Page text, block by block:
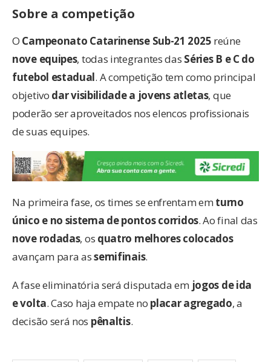
Sobre a competição
O Campeonato Catarinense Sub-21 2025 reúne
nove equipes, todas integrantes das Séries B e C do
futebol estadual. A competição tem como principal
objetivo dar visibilidade a jovens atletas, que
poderão ser aproveitados nos elencos profissionais
de suas equipes.
Na primeira fase, os times se enfrentam em turno
único e no sistema de pontos corridos. Ao final das
nove rodadas, os quatro melhores colocados
avançam para assemifinais.
A fase eliminatória será disputada em jogos de ida
e volta. Caso haja empate no placar agregado, a
decisão será nos pênaltis.